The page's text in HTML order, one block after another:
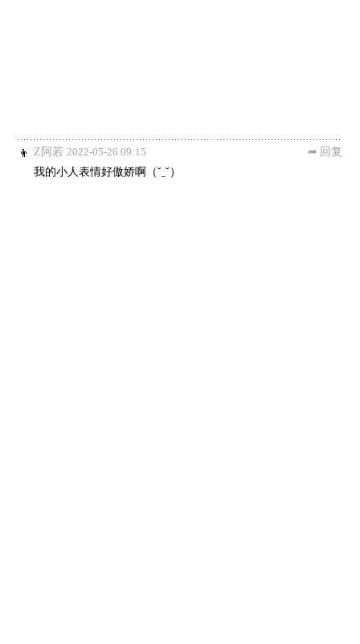
Z阿若 2022-05-26 09:15
我的小人表情好傲娇啊（ˇˍˇ）
回复